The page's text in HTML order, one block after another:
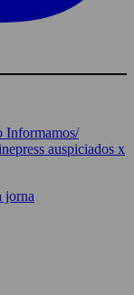
Informamos/
auspiciados x
jorna